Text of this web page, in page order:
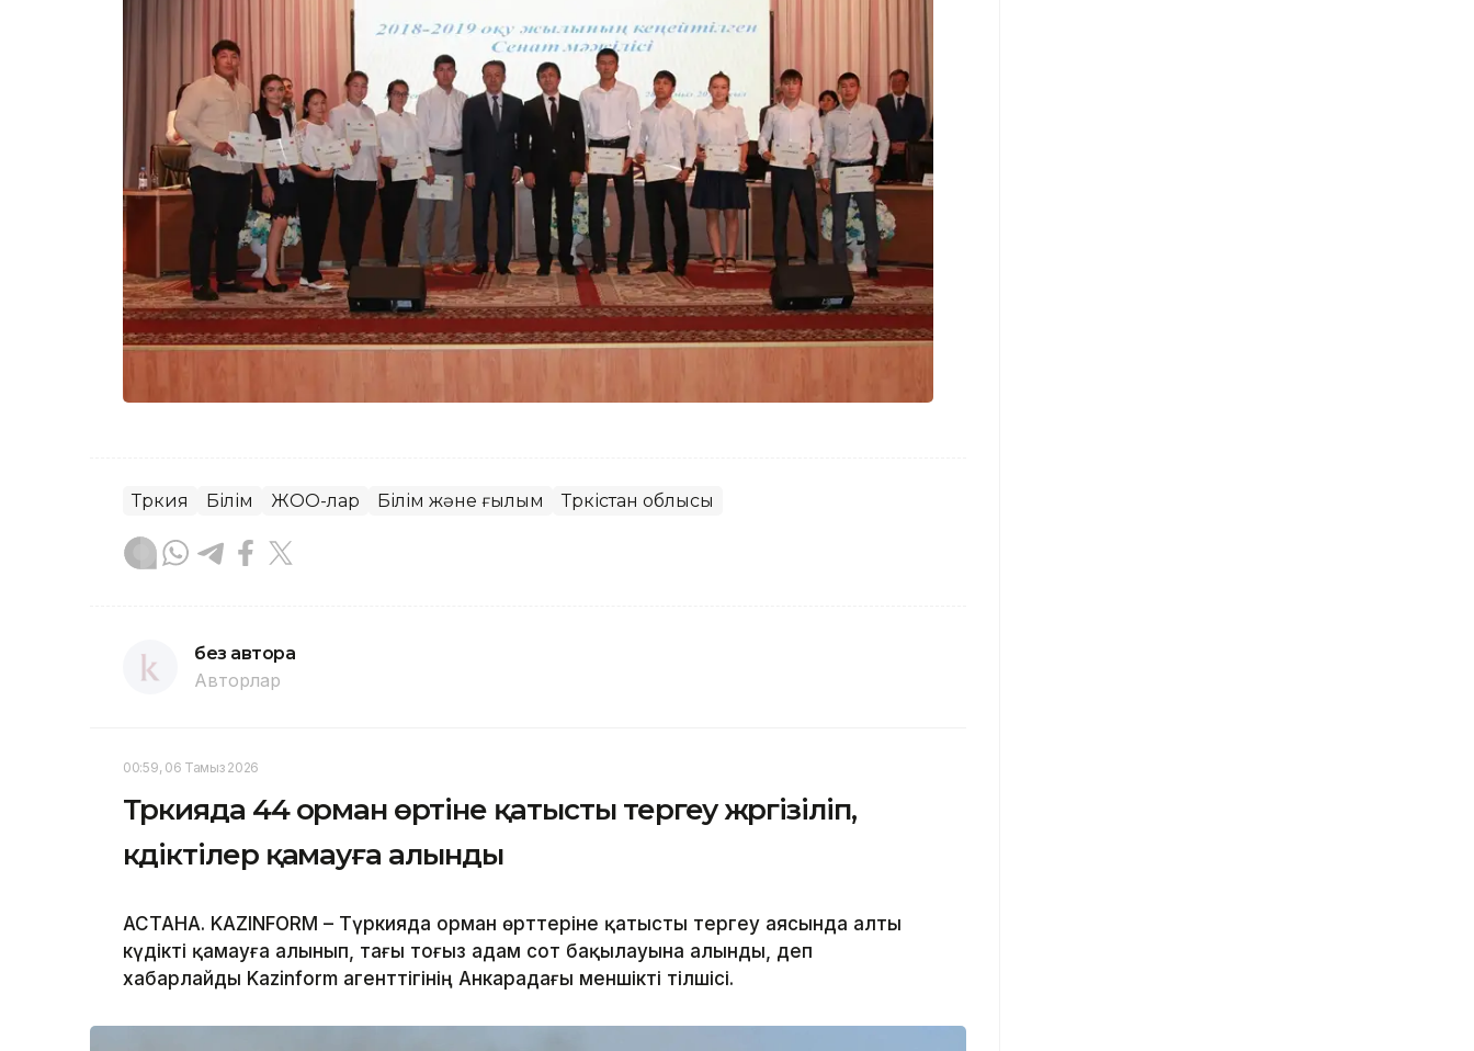
Түркия Білім ЖОО-лар Білім және ғылым Түркістан облысы
без автора
Авторлар
00:59, 06 Тамыз 2026
Түркияда 44 орман өртіне қатысты тергеу жүргізіліп,
күдіктілер қамауға алынды
АСТАНА. KAZINFORM – Түркияда орман өрттеріне қатысты тергеу аясында алты
күдікті қамауға алынып, тағы тоғыз адам сот бақылауына алынды, деп
хабарлайды Kazinform агенттігінің Анкарадағы меншікті тілшісі.